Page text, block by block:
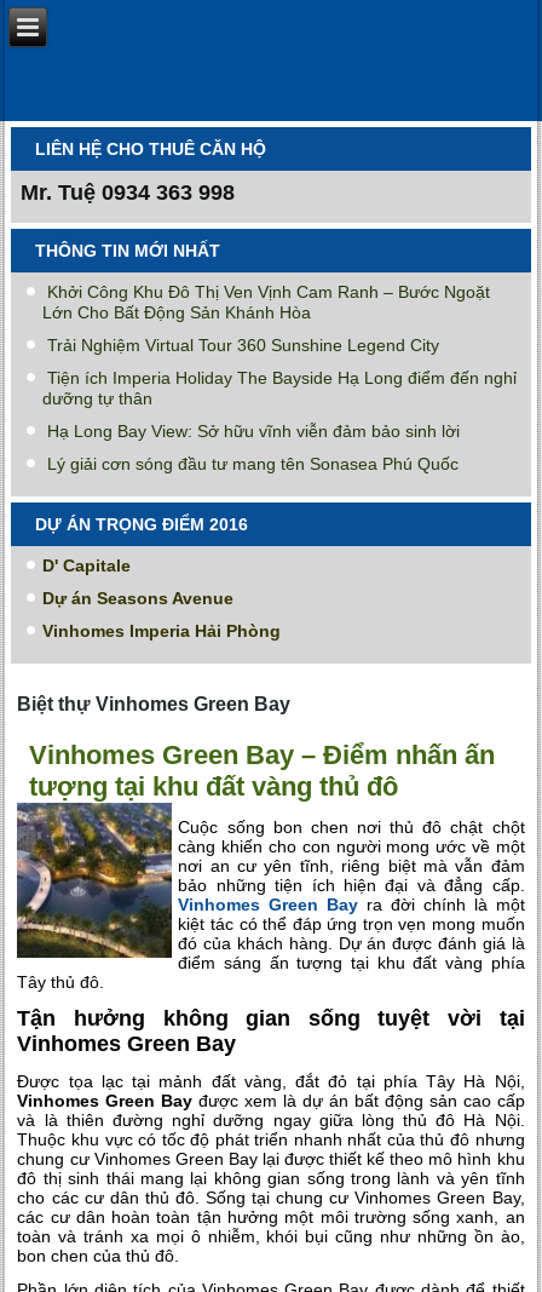
LIÊN HỆ CHO THUÊ CĂN HỘ
Mr. Tuệ 0934 363 998
THÔNG TIN MỚI NHẤT
Khởi Công Khu Đô Thị Ven Vịnh Cam Ranh – Bước Ngoặt
Lớn Cho Bất Động Sản Khánh Hòa
Trải Nghiệm Virtual Tour 360 Sunshine Legend City
Tiện ích Imperia Holiday The Bayside Hạ Long điểm đến nghỉ
dưỡng tự thân
Hạ Long Bay View: Sở hữu vĩnh viễn đảm bảo sinh lời
Lý giải cơn sóng đầu tư mang tên Sonasea Phú Quốc
DỰ ÁN TRỌNG ĐIỂM 2016
D' Capitale
Dự án Seasons Avenue
Vinhomes Imperia Hải Phòng
Biệt thự Vinhomes Green Bay
Vinhomes Green Bay – Điểm nhấn ấn
tượng tại khu đất vàng thủ đô
Cuộc sống bon chen nơi thủ đô chật chột
càng khiến cho con người mong ước về một
nơi an cư yên tĩnh, riêng biệt mà vẫn đảm
bảo những tiện ích hiện đại và đẳng cấp.
Vinhomes Green Bay ra đời chính là một
kiệt tác có thể đáp ứng trọn vẹn mong muốn
đó của khách hàng. Dự án được đánh giá là
điểm sáng ấn tượng tại khu đất vàng phía
Tây thủ đô.
Tận hưởng không gian sống tuyệt vời tại
Vinhomes Green Bay
Được tọa lạc tại mảnh đất vàng, đắt đỏ tại phía Tây Hà Nội,
Vinhomes Green Bay được xem là dự án bất động sản cao cấp
và là thiên đường nghỉ dưỡng ngay giữa lòng thủ đô Hà Nội.
Thuộc khu vực có tốc độ phát triển nhanh nhất của thủ đô nhưng
chung cư Vinhomes Green Bay lại được thiết kế theo mô hình khu
đô thị sinh thái mang lại không gian sống trong lành và yên tĩnh
cho các cư dân thủ đô. Sống tại chung cư Vinhomes Green Bay,
các cư dân hoàn toàn tận hưởng một môi trường sống xanh, an
toàn và tránh xa mọi ô nhiễm, khói bụi cũng như những ồn ào,
bon chen của thủ đô.